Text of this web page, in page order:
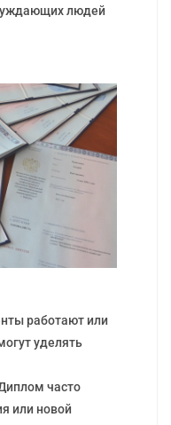
людей
работают или
уделять
часто
или новой